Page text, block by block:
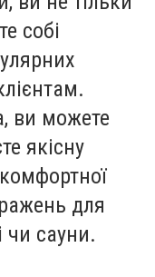
собі
ви можете
якісну
для
чи сауни.